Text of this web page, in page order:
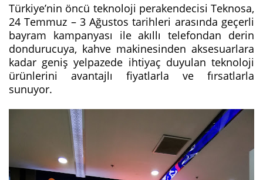
Türkiye’nin öncü teknoloji perakendecisi Teknosa,
24 Temmuz – 3 Ağustos tarihleri arasında geçerli
bayram kampanyası ile akıllı telefondan derin
dondurucuya, kahve makinesinden aksesuarlara
kadar geniş yelpazede ihtiyaç duyulan teknoloji
ürünlerini avantajlı fiyatlarla ve fırsatlarla
sunuyor.